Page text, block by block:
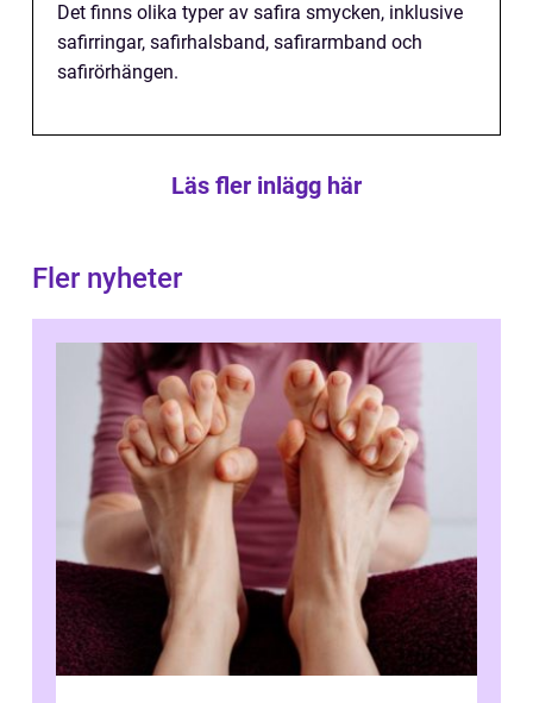
Det finns olika typer av safira smycken, inklusive
safirringar, safirhalsband, safirarmband och
safirörhängen.
Läs fler inlägg här
Fler nyheter